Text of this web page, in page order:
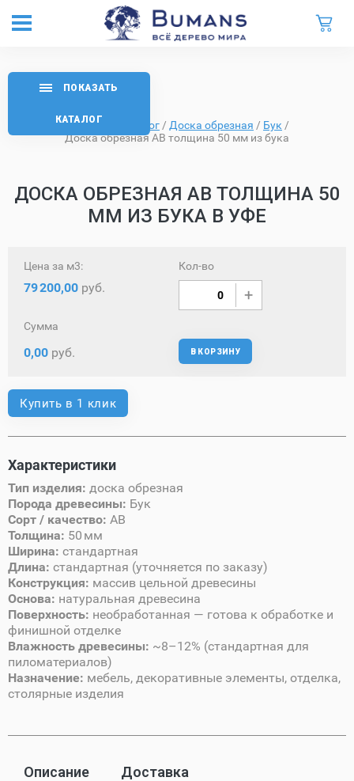
Главная Каталог / Доска обрезная / Бук /
Доска обрезная AB толщина 50 мм из бука
ДОСКА ОБРЕЗНАЯ AB ТОЛЩИНА 50
ММ ИЗ БУКА В УФЕ
ПОКАЗАТЬ
КАТАЛОГ
Цена за м3:
79200,00 руб.
Кол-во
Сумма
0,00 руб. В КОРЗИНУ
Купить в 1 клик
Характеристики
Тип изделия: доска обрезная
Порода древесины: Бук
Сорт / качество: AB
Толщина: 50 мм
Ширина: стандартная
Длина: стандартная (уточняется по заказу)
Конструкция: массив цельной древесины
Основа: натуральная древесина
Поверхность: необработанная — готова к обработке и
финишной отделке
Влажность древесины: ~8–12% (стандартная для
пиломатериалов)
Назначение: мебель, декоративные элементы, отделка,
столярные изделия
Описание Доставка